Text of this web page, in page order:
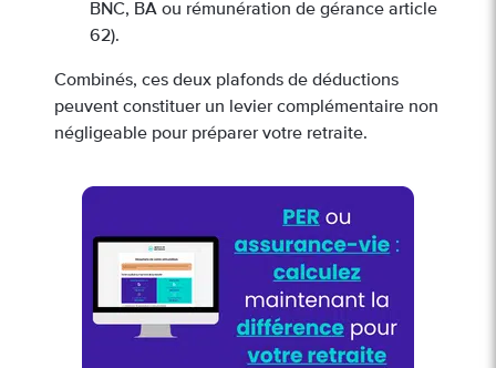
BNC, BA ou rémunération de gérance article
62).
Combinés, ces deux plafonds de déductions
peuvent constituer un levier complémentaire non
négligeable pour préparer votre retraite.